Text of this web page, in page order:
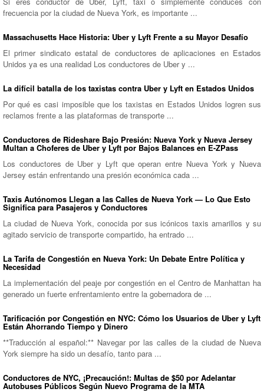
frecuencia por la ciudad de Nueva York, es importante ...
Massachusetts Hace Historia: Uber y Lyft Frente a su Mayor Desafío
El primer sindicato estatal de conductores de aplicaciones en Estados
Unidos ya es una realidad Los conductores de Uber y ...
La difícil batalla de los taxistas contra Uber y Lyft en Estados Unidos
Por qué es casi imposible que los taxistas en Estados Unidos logren sus
reclamos frente a las plataformas de transporte ...
Conductores de Rideshare Bajo Presión: Nueva York y Nueva Jersey
Multan a Choferes de Uber y Lyft por Bajos Balances en E-ZPass
Los conductores de Uber y Lyft que operan entre Nueva York y Nueva
Jersey están enfrentando una presión económica cada ...
Taxis Autónomos Llegan a las Calles de Nueva York — Lo Que Esto
Significa para Pasajeros y Conductores
La ciudad de Nueva York, conocida por sus icónicos taxis amarillos y su
agitado servicio de transporte compartido, ha entrado ...
La Tarifa de Congestión en Nueva York: Un Debate Entre Política y
Necesidad
La implementación del peaje por congestión en el Centro de Manhattan ha
generado un fuerte enfrentamiento entre la gobernadora de ...
Tarificación por Congestión en NYC: Cómo los Usuarios de Uber y Lyft
Están Ahorrando Tiempo y Dinero
**Traducción al español:** Navegar por las calles de la ciudad de Nueva
York siempre ha sido un desafío, tanto para ...
Conductores de NYC, ¡Precaución!: Multas de $50 por Adelantar
Autobuses Públicos Según Nuevo Programa de la MTA